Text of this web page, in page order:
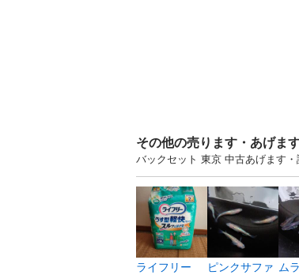
その他の売ります・あげま
バックセット 東京 中古あげます
ライフリー
ピンクサファ ム